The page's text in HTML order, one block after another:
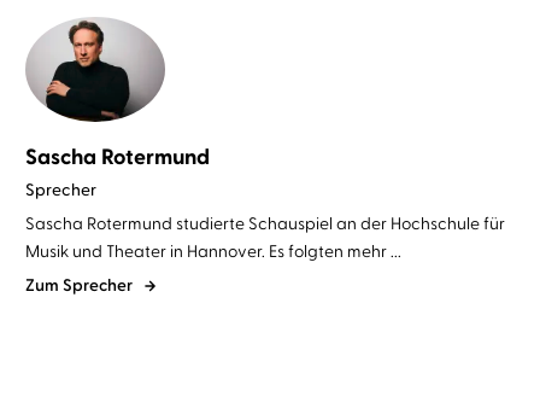
Sascha Rotermund
Sprecher
Sascha Rotermund studierte Schauspiel an der Hochschule für
Musik und Theater in Hannover. Es folgten mehr ...
Zum Sprecher